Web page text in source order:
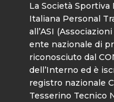
La Società
Italiana Personal
all’ASI
ente nazionale di
riconosciuto dal
dell’Interno ed è
registro nazionale
Tesserino Tecnico